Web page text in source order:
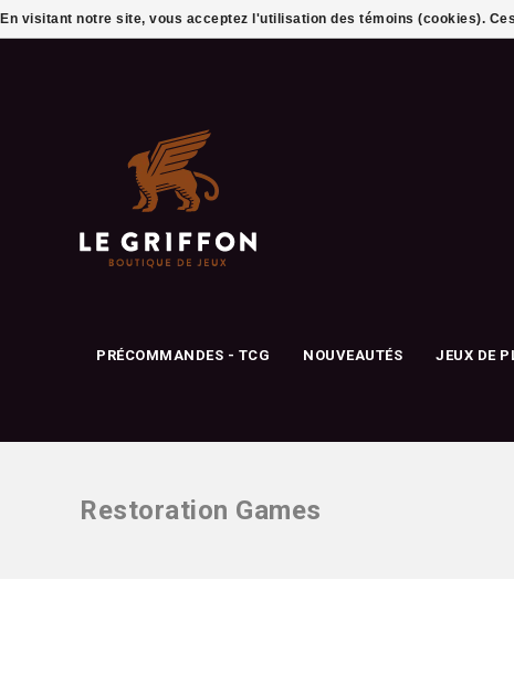
PRÉCOMMANDES - TCG NOUVEAUTÉS JEUX DE
Restoration Games
En visitant notre site, vous acceptez l'utilisation des témoins (cookies).